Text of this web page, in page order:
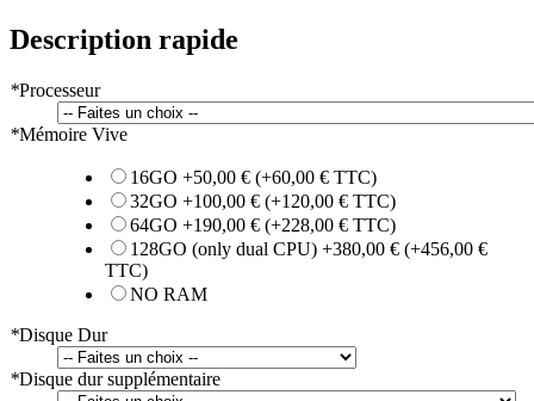
Description rapide
*Processeur
*Mémoire Vive
16GO +50,00 € (+60,00 € TTC)
32GO +100,00 € (+120,00 € TTC)
64GO +190,00 € (+228,00 € TTC)
128GO (only dual CPU) +380,00 € (+456,00 €
TTC)
NO RAM
*Disque Dur
*Disque dur supplémentaire